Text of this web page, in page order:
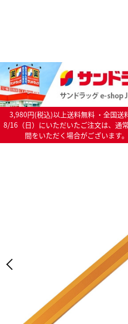
3,980円(税込)以上送料無料 ・全国
8/16（日）にいただいたご注文は、通
間をいただく場合がございます